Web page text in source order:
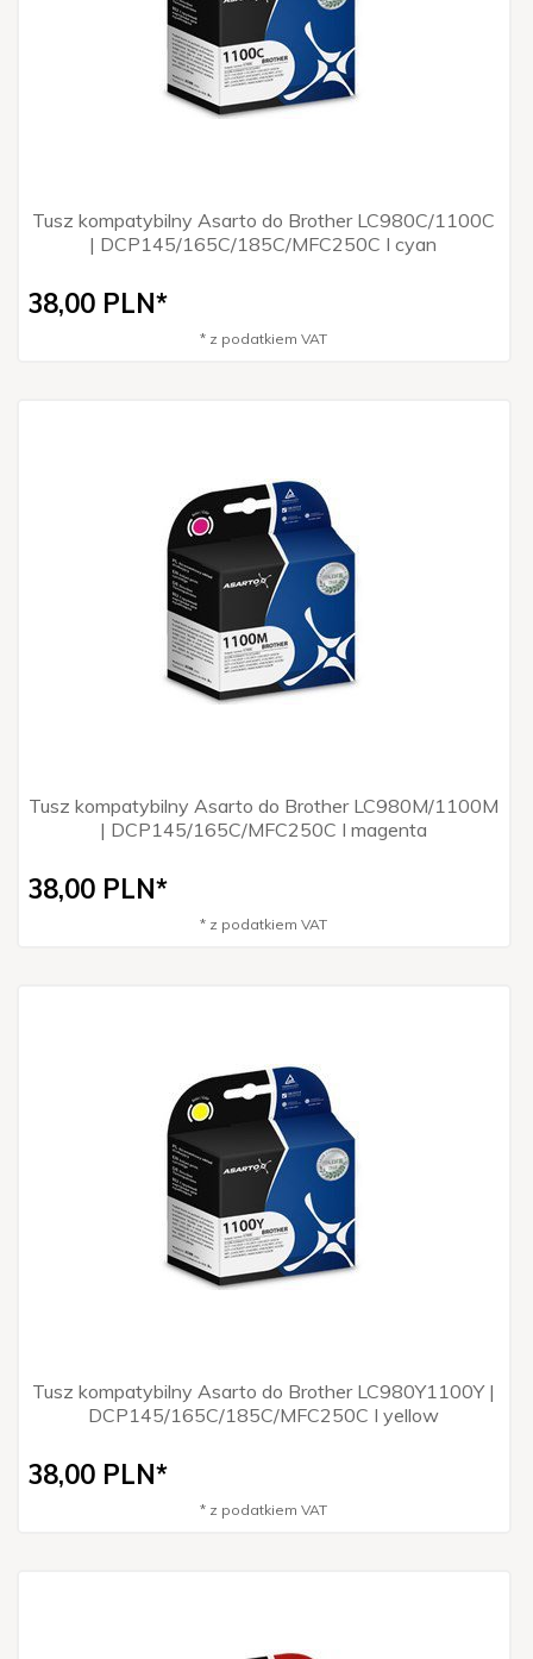
Tusz kompatybilny Asarto do Brother LC980C/1100C
| DCP145/165C/185C/MFC250C I cyan
38,00 PLN*
* z podatkiem VAT
Tusz kompatybilny Asarto do Brother LC980M/1100M
| DCP145/165C/MFC250C I magenta
38,00 PLN*
* z podatkiem VAT
Tusz kompatybilny Asarto do Brother LC980Y1100Y |
DCP145/165C/185C/MFC250C I yellow
38,00 PLN*
* z podatkiem VAT